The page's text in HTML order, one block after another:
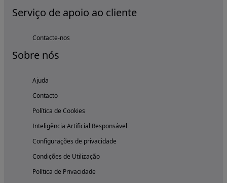
Serviço de apoio ao cliente
Contacte-nos
Sobre nós
Ajuda
Contacto
Política de Cookies
Inteligência Artificial Responsável
Configurações de privacidade
Condições de Utilização
Política de Privacidade